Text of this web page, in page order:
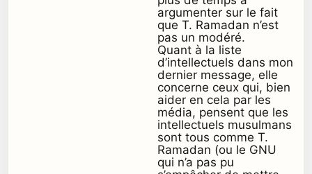
argumenter sur le fait
que T. Ramadan n’est
pas un modéré.
Quant à la liste
d’intellectuels dans mon
dernier message, elle
concerne ceux qui, bien
aider en cela par les
média, pensent que les
intellectuels musulmans
sont tous comme T.
Ramadan (ou le GNU
qui n’a pas pu